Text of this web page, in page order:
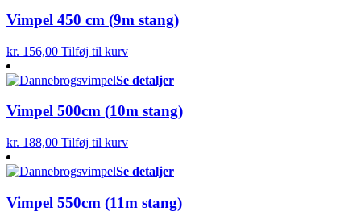
Vimpel 450 cm (9m stang)
kr. 156,00 Tilføj til kurv
Se detaljer
Vimpel 500cm (10m stang)
kr. 188,00 Tilføj til kurv
Se detaljer
Vimpel 550cm (11m stang)